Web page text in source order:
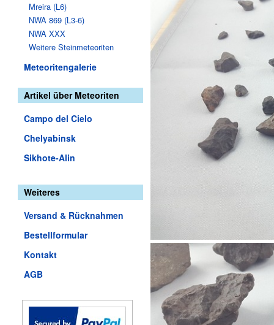
Mreira (L6)
NWA 869 (L3-6)
NWA XXX
Weitere Steinmeteoriten
Meteoritengalerie
Artikel über Meteoriten
Campo del Cielo
Chelyabinsk
Sikhote-Alin
Weiteres
Versand & Rücknahmen
Bestellformular
Kontakt
AGB